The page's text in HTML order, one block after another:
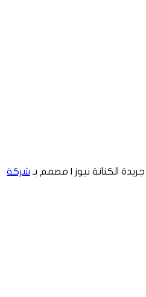
الكنانة نيوز | مصمم بـ شركة